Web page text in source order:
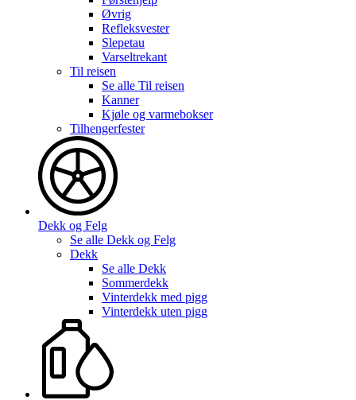
Øvrig
Refleksvester
Slepetau
Varseltrekant
Til reisen
Se alle Til reisen
Kanner
Kjøle og varmebokser
Tilhengerfester
Dekk og Felg
Se alle Dekk og Felg
Dekk
Se alle Dekk
Sommerdekk
Vinterdekk med pigg
Vinterdekk uten pigg